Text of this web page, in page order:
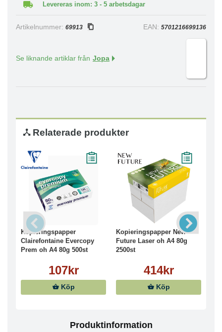
Levereras inom: 3 - 5 arbetsdagar
Artikelnummer: 69913 EAN: 5701216699136
Se liknande artiklar från Jopa
Relaterade produkter
Kopieringspapper
Clairefontaine Evercopy
Prem oh A4 80g 500st
107kr
Köp
Kopieringspapper New
Future Laser oh A4 80g
2500st
414kr
Köp
Produktinformation